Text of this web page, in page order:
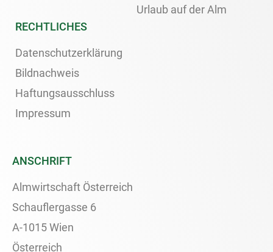
Urlaub auf der Alm
RECHTLICHES
Datenschutzerklärung
Bildnachweis
Haftungsausschluss
Impressum
ANSCHRIFT
Almwirtschaft Österreich
Schauflergasse 6
A-1015 Wien
Österreich